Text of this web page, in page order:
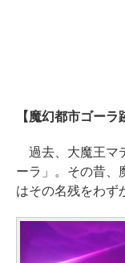
【魔幻都市ゴーラ
過去、大魔王マ
ーラ」。その昔、
はその名残をわず